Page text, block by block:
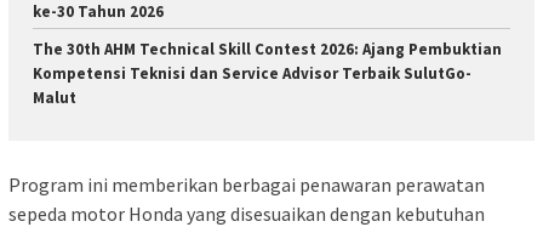
ke-30 Tahun 2026
The 30th AHM Technical Skill Contest 2026: Ajang Pembuktian
Kompetensi Teknisi dan Service Advisor Terbaik SulutGo-
Malut
Program ini memberikan berbagai penawaran perawatan
sepeda motor Honda yang disesuaikan dengan kebutuhan